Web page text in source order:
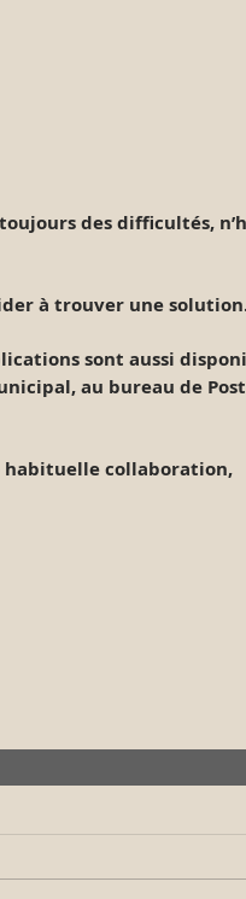
des difficultés,
à trouver une
sont aussi
au bureau de
habituelle collaboration,